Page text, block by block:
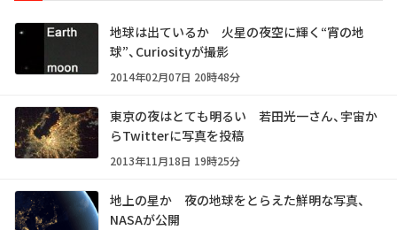
地球は出ているか 火星の夜空に輝く“宵の地
球”、Curiosityが撮影
2014年02月07日 20時48分
東京の夜はとても明るい 若田光一さん、宇宙か
らTwitterに写真を投稿
2013年11月18日 19時25分
地上の星か 夜の地球をとらえた鮮明な写真、
NASAが公開